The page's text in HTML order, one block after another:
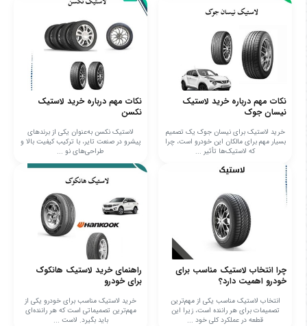
نکات مهم درباره خرید لاستیک
نیسان جوک
خرید لاستیک برای نیسان جوک یک تصمیم
بسیار مهم برای مالکان این خودرو است، چرا
که لاستیک‌ها تأثیر ...
نکات مهم درباره خرید لاستیک
نکسن
لاستیک نکسن به‌عنوان یکی از برندهای
پیشرو در صنعت تایر، با ترکیب کیفیت بالا و
طراحی‌های نو ...
چرا انتخاب لاستیک مناسب برای
خودرو اهمیت دارد؟
انتخاب لاستیک مناسب یکی از مهم‌ترین
تصمیمات برای هر راننده است، زیرا این
قطعه در عملکرد کلی خود ...
راهنمای خرید لاستیک هانکوک
برای خودرو
خرید لاستیک مناسب برای خودرو یکی از
مهم‌ترین تصمیماتی است که هر راننده‌ای
باید بگیرد. لاست ...